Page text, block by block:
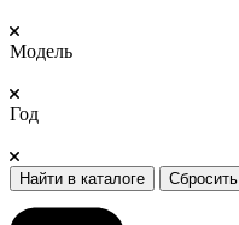
Модель
Год
Найти в каталоге Сбросить